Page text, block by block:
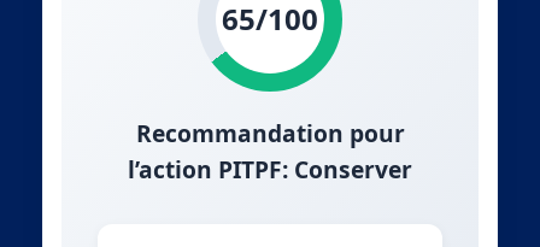
65/100
Recommandation pour
l’action PITPF: Conserver